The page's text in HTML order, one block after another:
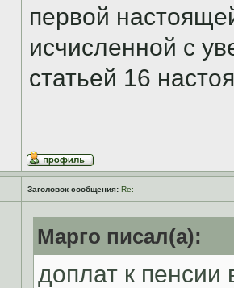
первой
исчисленной с
статьей 16
Заголовок сообщения: Re:
Марго писал(а):
доплат к пенсии